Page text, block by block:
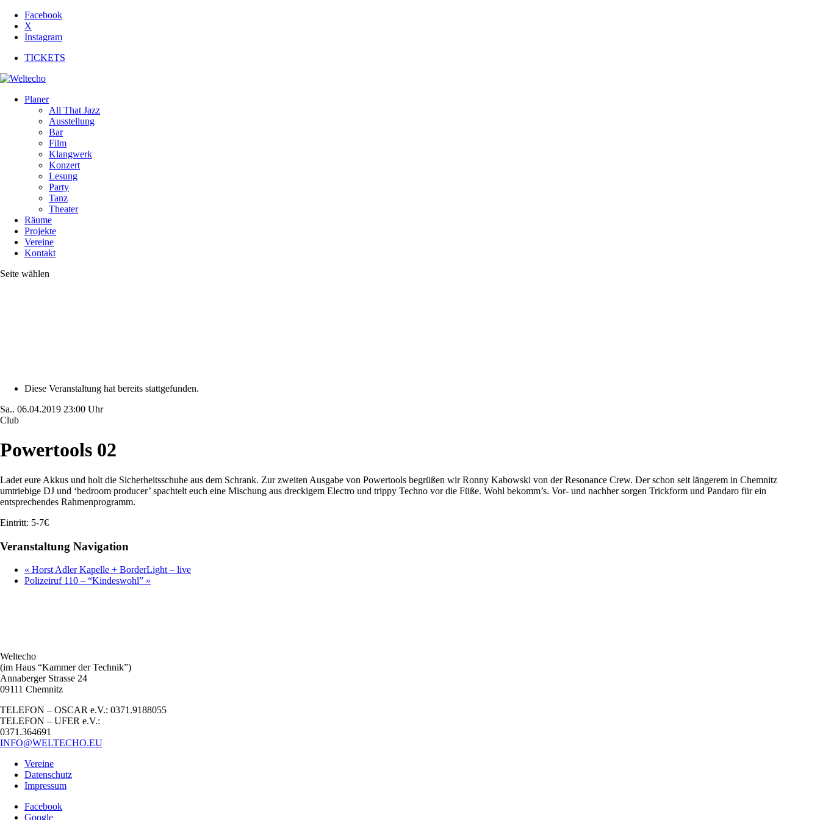
Facebook
X
Instagram
TICKETS
Planer
All That Jazz
Ausstellung
Bar
Film
Klangwerk
Konzert
Lesung
Party
Tanz
Theater
Räume
Projekte
Vereine
Kontakt
Seite wählen
Diese Veranstaltung hat bereits stattgefunden.
Sa.. 06.04.2019 23:00 Uhr
Club
Powertools 02
Ladet eure Akkus und holt die Sicherheitsschuhe aus dem Schrank. Zur zweiten Ausgabe von Powertools begrüßen wir Ronny Kabowski von der Resonance Crew. Der schon seit längerem in Chemnitz
umtriebige DJ und ‘bedroom producer’ spachtelt euch eine Mischung aus dreckigem Electro und trippy Techno vor die Füße. Wohl bekomm’s. Vor- und nachher sorgen Trickform und Pandaro für ein
entsprechendes Rahmenprogramm.
Eintritt: 5-7€
Veranstaltung Navigation
« Horst Adler Kapelle + BorderLight – live
Polizeiruf 110 – “Kindeswohl” »
Weltecho
(im Haus “Kammer der Technik”)
Annaberger Strasse 24
09111 Chemnitz
TELEFON – OSCAR e.V.: 0371.9188055
TELEFON – UFER e.V.:
0371.364691
INFO@WELTECHO.EU
Vereine
Datenschutz
Impressum
Facebook
Google